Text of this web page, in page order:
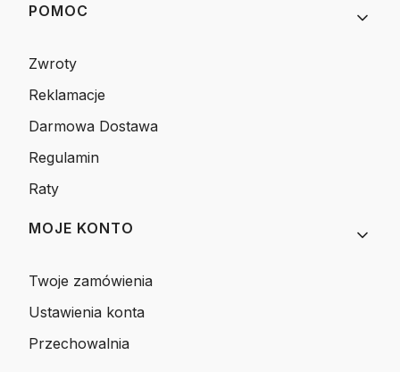
POMOC
Zwroty
Reklamacje
Darmowa Dostawa
Regulamin
Raty
MOJE KONTO
Twoje zamówienia
Ustawienia konta
Przechowalnia